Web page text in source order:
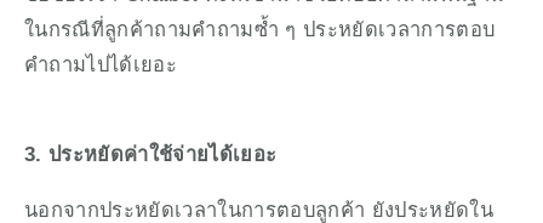
ในกรณีที่ลูกค้าถามคำถามซ้ำ ๆ ประหยัดเวลาการตอบ
คำถามไปได้เยอะ
3. ประหยัดค่าใช้จ่ายได้เยอะ
นอกจากประหยัดเวลาในการตอบลูกค้า ยังประหยัดใน